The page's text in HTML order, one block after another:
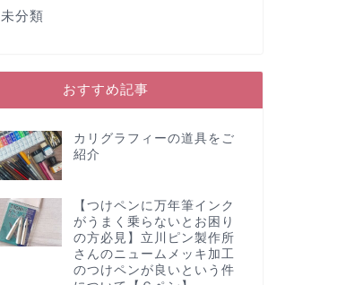
未分類
おすすめ記事
カリグラフィーの道具をご
紹介
【つけペンに万年筆インク
がうまく乗らないとお困り
の方必見】立川ピン製作所
さんのニュームメッキ加工
のつけペンが良いという件